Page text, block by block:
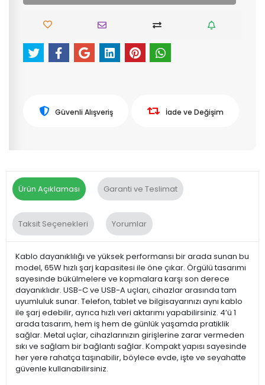
Güvenli Alışveriş İade ve Değişim
Ürün Açıklaması Garanti ve Teslimat
Taksit Seçenekleri Yorumlar
Kablo dayanıklılığı ve yüksek performansı bir arada sunan bu
model, 65W hızlı şarj kapasitesi ile öne çıkar. Örgülü tasarımı
sayesinde bükülmelere ve kopmalara karşı son derece
dayanıklıdır. USB-C ve USB-A uçları, cihazlar arasında tam
uyumluluk sunar. Telefon, tablet ve bilgisayarınızı aynı kablo
ile şarj edebilir, ayrıca hızlı veri aktarımı yapabilirsiniz. 4’ü 1
arada tasarım, hem iş hem de günlük yaşamda pratiklik
sağlar. Metal uçlar, cihazlarınızın girişlerine zarar vermeden
sıkı ve sağlam bir bağlantı sağlar. Kompakt yapısı sayesinde
her yere rahatça taşınabilir, böylece evde, işte ve seyahatte
güvenle kullanabilirsiniz.